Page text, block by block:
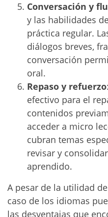
Conversación y
y las habilidades
práctica regular.
diálogos breves,
conversación
oral.
Repaso y refuerzo
efectivo para el
contenidos
acceder a micro
cubran temas
revisar y
aprendido.
A pesar de la utilidad
caso de los idiomas
las desventajas que